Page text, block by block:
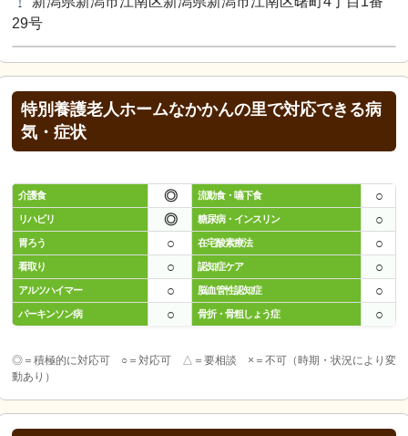
29号
特別養護老人ホームなかかんの里で対応できる病
気・症状
介護食 ◎ 流動食・嚥下食 ○
リハビリ ◎ 糖尿病・インスリン ○
胃ろう ○ 在宅酸素療法 ○
看取り ○ 認知症ケア ○
アルツハイマー ○ 脳血管性認知症 ○
パーキンソン病 ○ 骨折・骨粗しょう症 ○
◎＝積極的に対応可 ○＝対応可 △＝要相談 ×＝不可（時期・状況により変
動あり）